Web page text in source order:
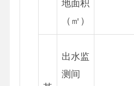
地面积
（㎡）
出水监
测间